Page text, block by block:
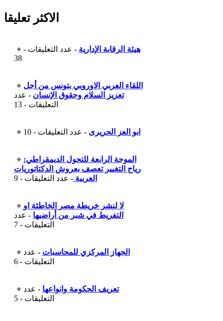
الاكثر تعليقا
هيئة الرقابة الإدارية - عدد التعليقات -
38
اللقاء العربي الاوروبي بتونس من أجل
تعزيز السلام وحقوق الإنسان - عدد
التعليقات - 13
ابو العز الحريرى - عدد التعليقات - 10
الموجة الرابعة للتحول الديمقراطي:
رياح التغيير تعصف بعروش الدكتاتوريات
العربية - عدد التعليقات - 9
لا لنشر خريطة مصر الخاطئة او
التفريط في شبر من أراضيها - عدد
التعليقات - 7
الجهاز المركزي للمحاسبات - عدد
التعليقات - 6
تعريف الحكومة وانواعها - عدد
التعليقات - 5